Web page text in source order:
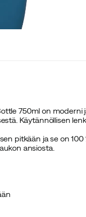
750ml on moderni
Käytännöllisen
pitkään ja se on
ansiosta.